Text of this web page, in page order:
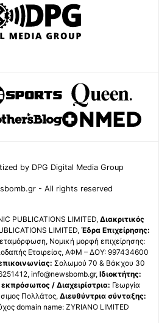
by DPG Digital Media Group
- All rights reserved
PUBLICATIONS LIMITED, Διακριτικός
LIMITED, Έδρα Επιχείρησης:
Νομική μορφή επιχείρησης:
Εταιρείας, ΑΦΜ – ΔΟΥ: 997434600
Σολωμού 70 & Βάκχου 30
info@newsbomb.gr, Ιδιοκτήτης:
/ Διαχειρίστρια: Γεωργία
Πολλάτος, Διευθύντρια σύνταξης:
domain name: ZYRIANO LIMITED